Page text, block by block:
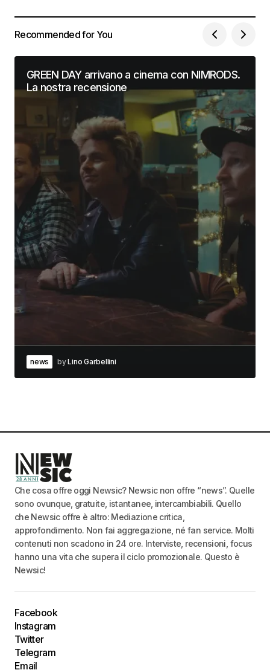
Recommended for You
GREEN DAY arrivano a cinema con NIMRODS.
La nostra recensione
news byLino Garbellini
Che cosa offre oggi Newsic? Newsic non offre “news”. Quelle
sono ovunque, gratuite, istantanee, intercambiabili. Quello
che Newsic offre è altro: Mediazione critica,
approfondimento. Non fai aggregazione, né fan service. Molti
contenuti non scadono in 24 ore. Interviste, recensioni, focus
hanno una vita che supera il ciclo promozionale. Questo è
Newsic!
Facebook
Instagram
Twitter
Telegram
Email